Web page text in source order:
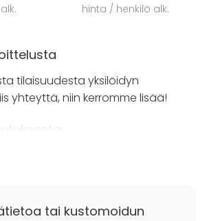
n. 200 vuodepaikkaa.
Golf-suiteissa Golf &
hinta / henkilö alk.
tilaisuudesta yksilöidyn
yhteyttä, niin kerromme lisää!
tai kustomoidun